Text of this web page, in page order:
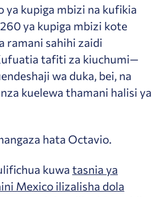
ya kupiga mbizi na kufikia
ya kupiga mbizi kote
ramani sahihi zaidi
tafiti za kiuchumi—
wa duka, bei, na
kuelewa thamani halisi ya
hata Octavio.
kuwa tasnia ya
Mexico ilizalisha dola